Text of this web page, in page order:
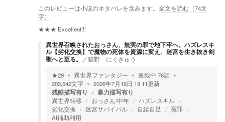
このレビューは小説のネタバレを含みます。 全文を読む（74文
字）
★★★ Excellent!!!
異世界召喚されたおっさん、無実の罪で地下牢へ。ハズレスキ
ル【劣化交換】で魔物の死体を資源に変え、迷宮を生き抜き剣
聖へと至る。
／猫野 にくきゅう
★29 異世界ファンタジー 連載中 76話
203,542文字 2026年7月16日 19:11更新
残酷描写有り 暴力描写有り
異世界転移 おっさん/中年
ハズレスキル
劣化交換
迷宮サバイバル 自給自足
冤罪
AI補助利用